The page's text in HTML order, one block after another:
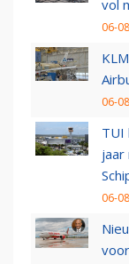
vol
06-
06-
TUI
jaar
06-